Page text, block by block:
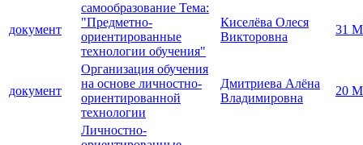
документ
самообразование Тема:
"Предметно-
ориентированные
технологии обучения"
Киселёва Олеся
Викторовна
31
документ
Организация обучения
на основе личностно-
ориентированной
технологии
Дмитриева Алёна
Владимировна
20
Личностно-